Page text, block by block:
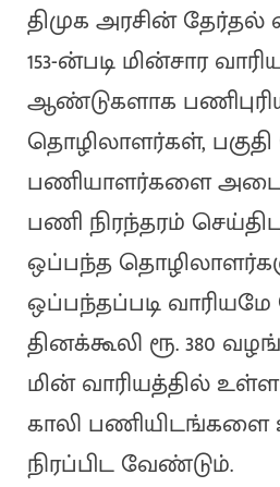
திமுக அரசின் தேர்தல்
153-ன்படி மின்சார
ஆண்டுகளாக
தொழிலாளர்கள், பகுதி
பணியாளர்களை
பணி நிரந்தரம்
ஒப்பந்த
ஒப்பந்தப்படி வாரியமே
தினக்கூலி ரூ. 380
மின் வாரியத்தில்
காலி பணியிடங்களை
நிரப்பிட வேண்டும்.